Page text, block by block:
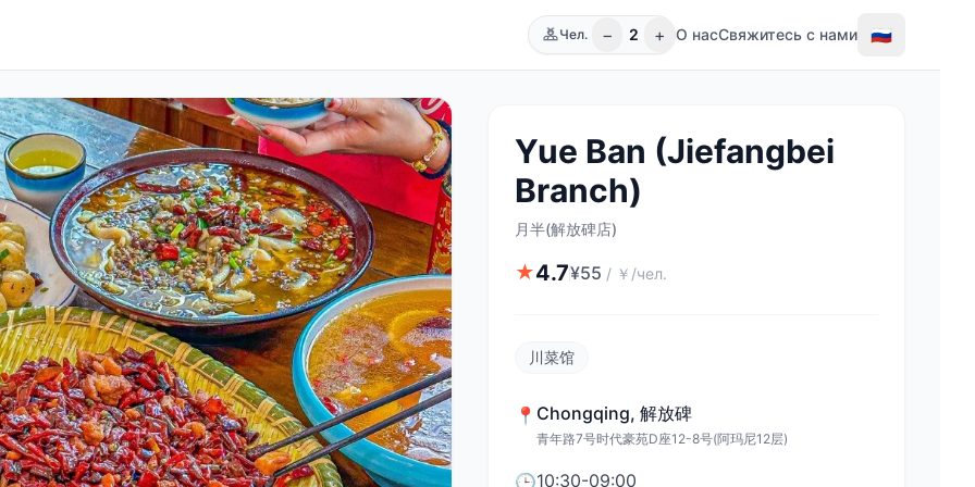
Чел. − 2 + О насСвяжитесь с нами 🇷🇺
Yue Ban (Jiefangbei
Branch)
月半(解放碑店)
★4.7¥55 / ￥/чел.
川菜馆
📍 Chongqing, 解放碑
青年路7号时代豪苑D座12-8号(阿玛尼12层)
🕒10:30-09:00